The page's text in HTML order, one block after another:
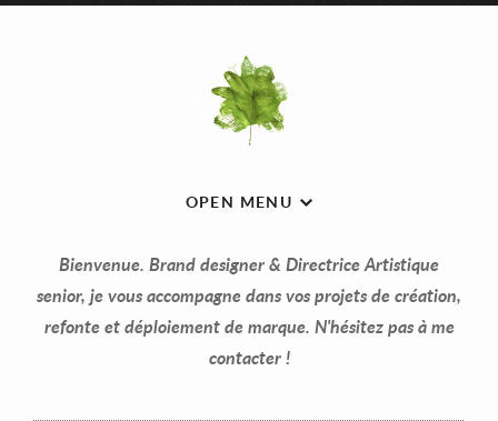
OPEN MENU
Bienvenue. Brand designer & Directrice Artistique
senior, je vous accompagne dans vos projets de création,
refonte et déploiement de marque. N'hésitez pas à me
contacter !